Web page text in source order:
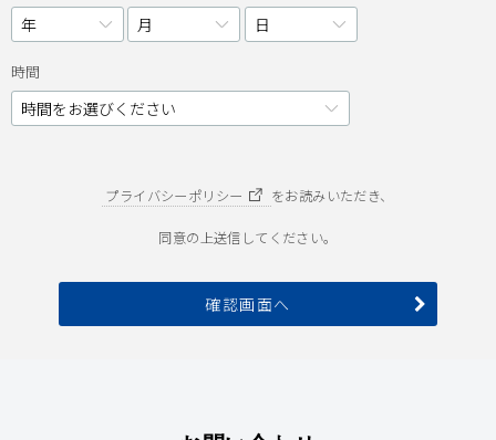
時間
プライバシーポリシー をお読みいただき、
同意の上送信してください。